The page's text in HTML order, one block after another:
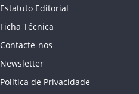
Estatuto Editorial
Ficha Técnica
Contacte-nos
Newsletter
Política de Privacidade